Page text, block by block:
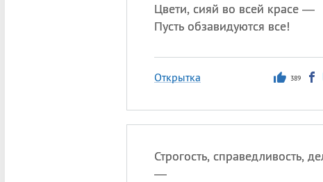
Цвети, сияй во всей красе —
Пусть обзавидуются все!
Открытка 389
Строгость, справедливость,
—